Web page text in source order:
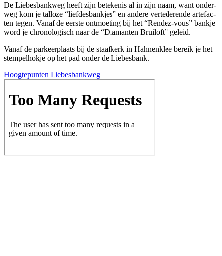
De Lie­bes­bank­weg heeft zijn bete­ke­nis al in zijn naam, want onder­
weg kom je tal­lo­ze “lief­des­bank­jes” en ande­re ver­te­de­ren­de arte­fac­
ten tegen. Van­af de eer­ste ont­moe­ting bij het “Ren­dez-vous” bank­je
word je chro­no­lo­gisch naar de “Dia­man­ten Brui­loft” geleid.
Van­af de par­keer­plaats bij de staaf­kerk in Hah­nen­klee bereik je het
stem­pel­hok­je op het pad onder de Liebesbank.
Hoog­te­pun­ten Liebesbankweg